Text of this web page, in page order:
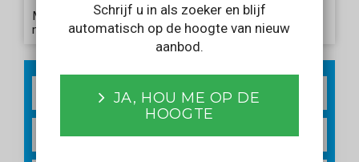
Met het verzenden van dit formulier gaat u akkoord
met onsprivacy statement.
Schrijf u in als zoeker en blijf
automatisch op de hoogte van nieuw
aanbod.
JA, HOU ME OP DE
HOOGTE